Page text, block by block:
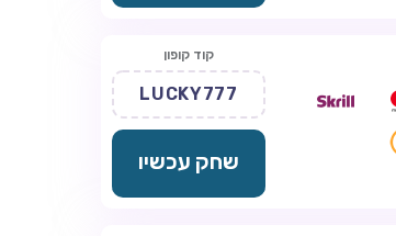
קוד קופון
LUCKY777
שחק עכשיו